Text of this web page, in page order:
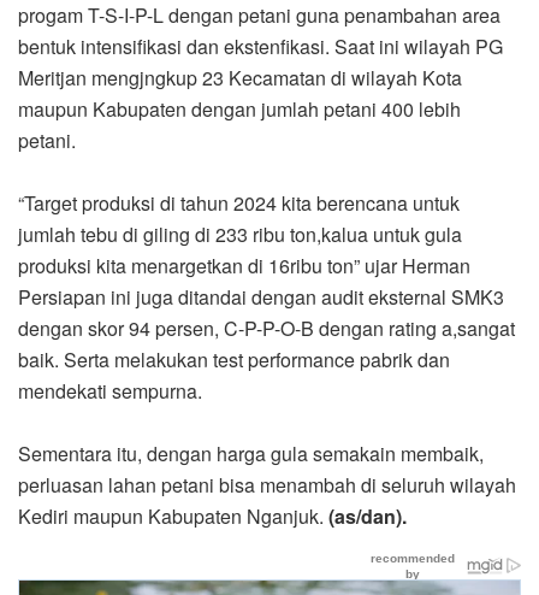
progam T-S-I-P-L dengan petani guna penambahan area
bentuk intensifikasi dan ekstenfikasi. Saat ini wilayah PG
Meritjan mengjngkup 23 Kecamatan di wilayah Kota
maupun Kabupaten dengan jumlah petani 400 lebih
petani.
“Target produksi di tahun 2024 kita berencana untuk
jumlah tebu di giling di 233 ribu ton,kalua untuk gula
produksi kita menargetkan di 16ribu ton” ujar Herman
Persiapan ini juga ditandai dengan audit eksternal SMK3
dengan skor 94 persen, C-P-P-O-B dengan rating a,sangat
baik. Serta melakukan test performance pabrik dan
mendekati sempurna.
Sementara itu, dengan harga gula semakain membaik,
perluasan lahan petani bisa menambah di seluruh wilayah
Kediri maupun Kabupaten Nganjuk. (as/dan).